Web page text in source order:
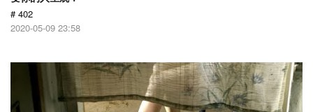
# 402
2020-05-09 23:58